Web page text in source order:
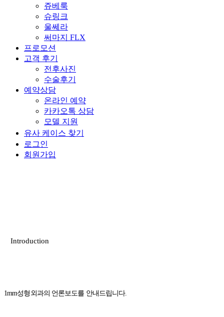
쥬베룩
슈링크
울쎄라
써마지 FLX
프로모션
고객 후기
전후사진
수술후기
예약상담
온라인 예약
카카오톡 상담
모델 지원
유사 케이스 찾기
로그인
회원가입
Introduction
1mm성형외과의 언론보도를 안내드립니다.